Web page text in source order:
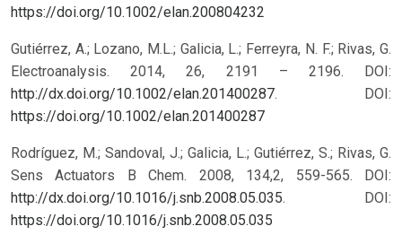
https://doi.org/10.1002/elan.200804232
Gutiérrez, A.; Lozano, M.L.; Galicia, L.; Ferreyra, N. F.; Rivas, G.
Electroanalysis. 2014, 26, 2191 – 2196. DOI:
http://dx.doi.org/10.1002/elan.201400287.
DOI:
https://doi.org/10.1002/elan.201400287
Rodríguez, M.; Sandoval, J.; Galicia, L.; Gutiérrez, S.; Rivas, G.
Sens Actuators B Chem. 2008, 134,2, 559-565. DOI:
http://dx.doi.org/10.1016/j.snb.2008.05.035.
DOI:
https://doi.org/10.1016/j.snb.2008.05.035